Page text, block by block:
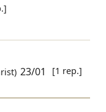
23/01 [1 rep.]